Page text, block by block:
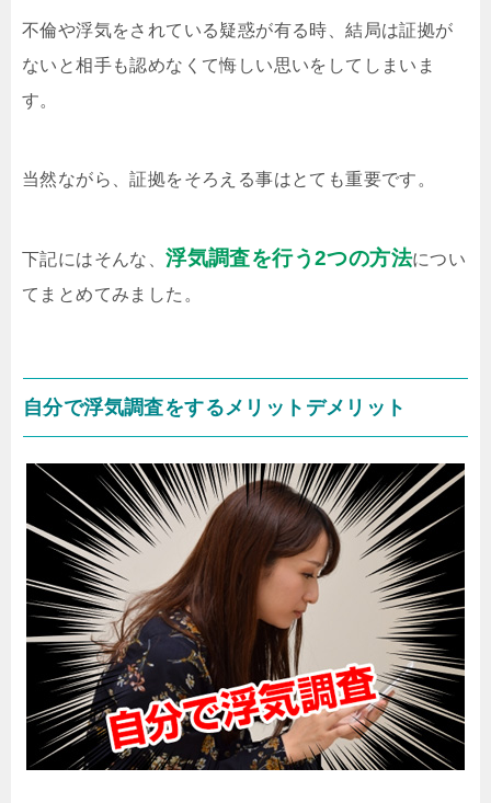
不倫や浮気をされている疑惑が有る時、結局は証拠が
ないと相手も認めなくて悔しい思いをしてしまいま
す。
当然ながら、証拠をそろえる事はとても重要です。
下記にはそんな、浮気調査を行う2つの方法につい
てまとめてみました。
自分で浮気調査をするメリットデメリット